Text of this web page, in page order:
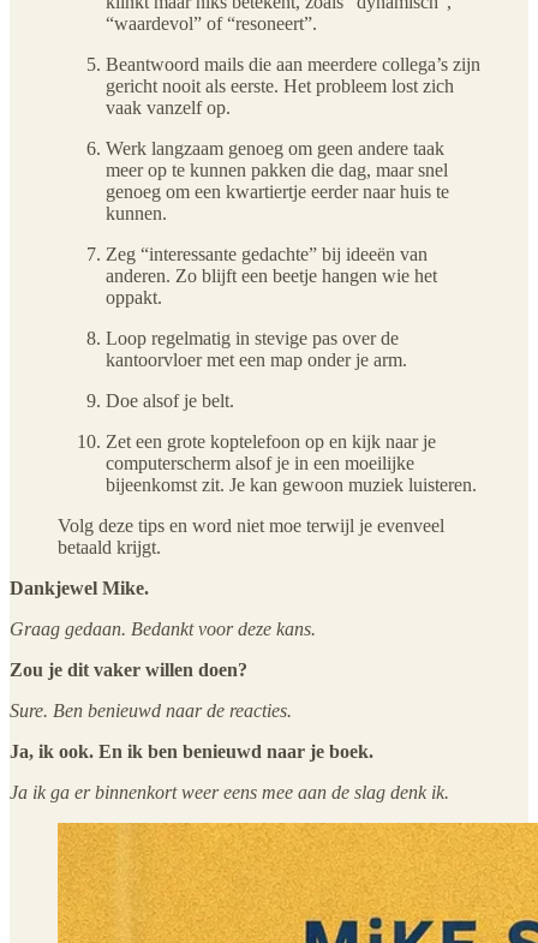
“waardevol” of “resoneert”.
Beantwoord mails die aan meerdere collega’s zijn
gericht nooit als eerste. Het probleem lost zich
vaak vanzelf op.
Werk langzaam genoeg om geen andere taak
meer op te kunnen pakken die dag, maar snel
genoeg om een kwartiertje eerder naar huis te
kunnen.
Zeg “interessante gedachte” bij ideeën van
anderen. Zo blijft een beetje hangen wie het
oppakt.
Loop regelmatig in stevige pas over de
kantoorvloer met een map onder je arm.
Doe alsof je belt.
Zet een grote koptelefoon op en kijk naar je
computerscherm alsof je in een moeilijke
bijeenkomst zit. Je kan gewoon muziek luisteren.
Volg deze tips en word niet moe terwijl je evenveel
betaald krijgt.
Dankjewel Mike.
Graag gedaan. Bedankt voor deze kans.
Zou je dit vaker willen doen?
Sure. Ben benieuwd naar de reacties.
Ja, ik ook. En ik ben benieuwd naar je boek.
Ja ik ga er binnenkort weer eens mee aan de slag denk ik.